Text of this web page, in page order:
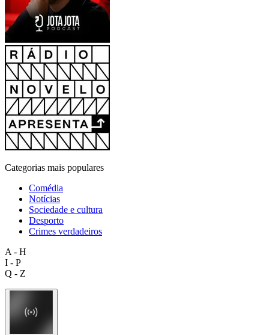
Categorias mais populares
Comédia
Notícias
Sociedade e cultura
Desporto
Crimes verdadeiros
A - H
I - P
Q - Z